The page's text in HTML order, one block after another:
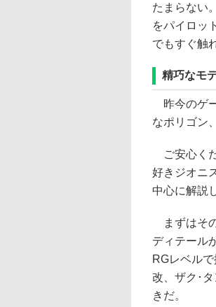
たまらない
をパイロッ
でもすぐ触
精巧なモ
昨今のゲ
なポリゴン
ご安心く
好きジオニ
中心に解説
まずはそ
ディテール
RGレベル
改、ザク･
きだ。